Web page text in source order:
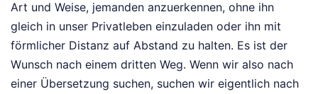
Art und Weise, jemanden anzuerkennen, ohne ihn
gleich in unser Privatleben einzuladen oder ihn mit
förmlicher Distanz auf Abstand zu halten. Es ist der
Wunsch nach einem dritten Weg. Wenn wir also nach
einer Übersetzung suchen, suchen wir eigentlich nach